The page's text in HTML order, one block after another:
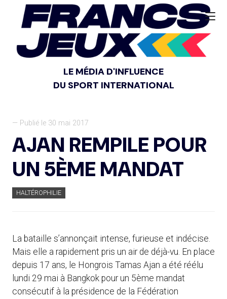
LE MÉDIA D'INFLUENCE
DU SPORT INTERNATIONAL
— Publié le 30 mai 2017
AJAN REMPILE POUR
UN 5ÈME MANDAT
HALTÉROPHILIE
La bataille s’annonçait intense, furieuse et indécise.
Mais elle a rapidement pris un air de déjà-vu. En place
depuis 17 ans, le Hongrois Tamas Ajan a été réélu
lundi 29 mai à Bangkok pour un 5ème mandat
consécutif à la présidence de la Fédération